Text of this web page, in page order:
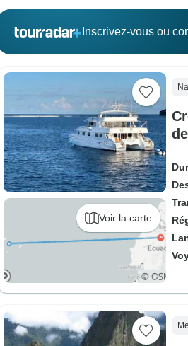
Inscrivez-vous ou
Voir la carte